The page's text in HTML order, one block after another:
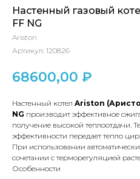
Настенный газовый
FF NG
Ariston
Артикул: 120826
68600,00 ₽
Настенный котел Ariston
NG производит эффективное
получение высокой теплоотдачи.
эффективности передает тепло
При использовании
сочетании с терморегуляцией
Особенности